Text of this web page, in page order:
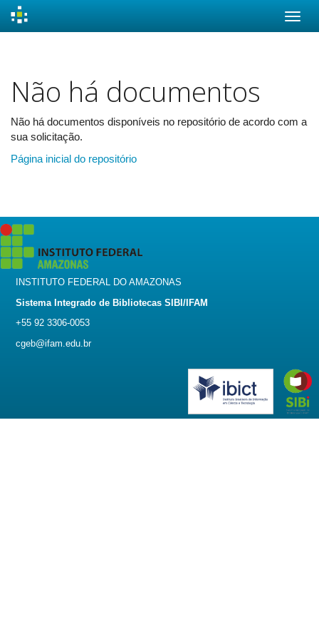
Não há documentos
Não há documentos disponíveis no repositório de acordo com a
sua solicitação.
Página inicial do repositório
INSTITUTO FEDERAL DO AMAZONAS
Sistema Integrado de Bibliotecas SIBI/IFAM
+55 92 3306-0053
cgeb@ifam.edu.br